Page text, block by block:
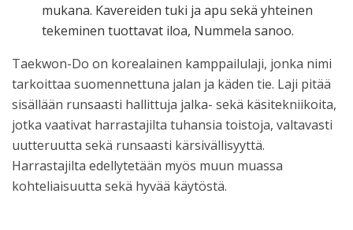
mukana. Kavereiden tuki ja apu sekä yhteinen
tekeminen tuottavat iloa, Nummela sanoo.
Taekwon-Do on korealainen kamppailulaji, jonka nimi
tarkoittaa suomennettuna jalan ja käden tie. Laji pitää
sisällään runsaasti hallittuja jalka- sekä käsitekniikoita,
jotka vaativat harrastajilta tuhansia toistoja, valtavasti
uutteruutta sekä runsaasti kärsivällisyyttä.
Harrastajilta edellytetään myös muun muassa
kohteliaisuutta sekä hyvää käytöstä.